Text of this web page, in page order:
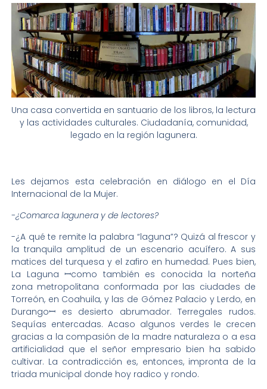
Una casa convertida en santuario de los libros, la lectura
y las actividades culturales. Ciudadanía, comunidad,
legado en la región lagunera.
Les dejamos esta celebración en diálogo en el Día
Internacional de la Mujer.
-¿Comarca lagunera y de lectores?
-¿A qué te remite la palabra “laguna”? Quizá al frescor y
la tranquila amplitud de un escenario acuífero. A sus
matices del turquesa y el zafiro en humedad. Pues bien,
La Laguna ꟷcomo también es conocida la norteña
zona metropolitana conformada por las ciudades de
Torreón, en Coahuila, y las de Gómez Palacio y Lerdo, en
Durangoꟷ es desierto abrumador. Terregales rudos.
Sequías entercadas. Acaso algunos verdes le crecen
gracias a la compasión de la madre naturaleza o a esa
artificialidad que el señor empresario bien ha sabido
cultivar. La contradicción es, entonces, impronta de la
triada municipal donde hoy radico y rondo.